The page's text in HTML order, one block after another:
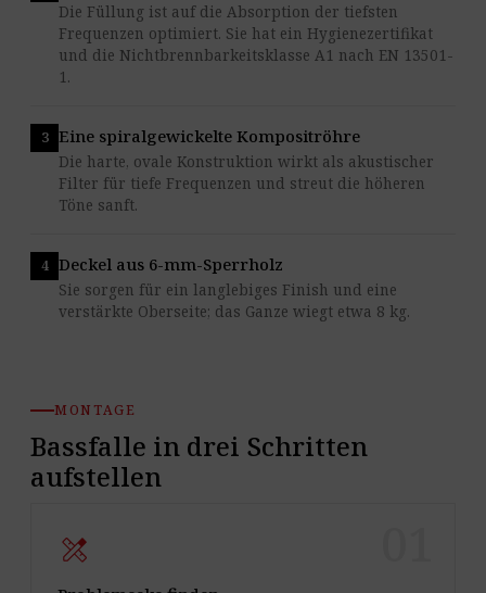
Die Füllung ist auf die Absorption der tiefsten
Frequenzen optimiert. Sie hat ein Hygienezertifikat
und die Nichtbrennbarkeitsklasse A1 nach EN 13501-
1.
Eine spiralgewickelte Kompositröhre
Die harte, ovale Konstruktion wirkt als akustischer
Filter für tiefe Frequenzen und streut die höheren
Töne sanft.
Deckel aus 6-mm-Sperrholz
Sie sorgen für ein langlebiges Finish und eine
verstärkte Oberseite; das Ganze wiegt etwa 8 kg.
MONTAGE
Bassfalle in drei Schritten
aufstellen
design_services